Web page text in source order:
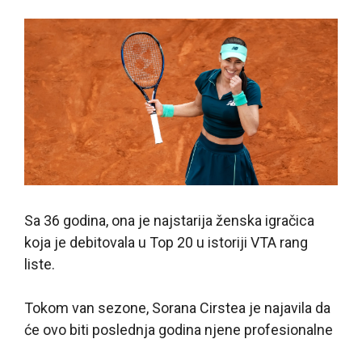
Sa 36 godina, ona je najstarija ženska igračica
koja je debitovala u Top 20 u istoriji VTA rang
liste.
Tokom van sezone, Sorana Cirstea je najavila da
će ovo biti poslednja godina njene profesionalne